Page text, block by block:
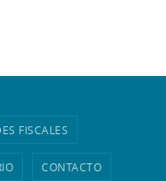
FISCALES
CONTACTO